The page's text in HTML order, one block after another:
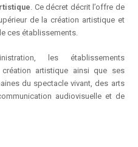
. Ce décret décrit l’offre de
de la création artistique et
ces établissements.
les établissements
création artistique ainsi que ses
du spectacle vivant, des arts
audiovisuelle et de